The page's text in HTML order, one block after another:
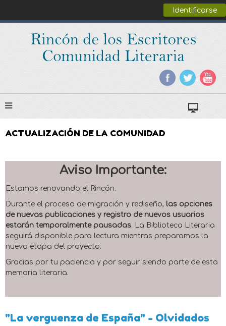
Identificarse
ACTUALIZACIÓN DE LA COMUNIDAD
Aviso Importante:
Estamos renovando el Rincón.
Durante el proceso de migración y rediseño, las opciones
de nuevas publicaciones y registro de nuevos usuarios
estarán temporalmente pausadas. La Biblioteca Literaria
seguirá disponible para lectura mientras preparamos la
nueva etapa del proyecto.
Gracias por tu paciencia y por seguir siendo parte de esta
memoria literaria.
"La verguenza de España" - Olvidados